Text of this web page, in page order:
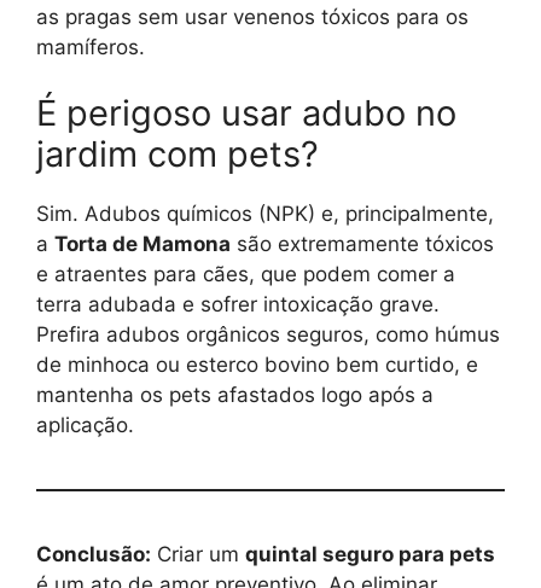
as pragas sem usar venenos tóxicos para os
mamíferos.
É perigoso usar adubo no
jardim com pets?
Sim. Adubos químicos (NPK) e, principalmente,
a Torta de Mamona são extremamente tóxicos
e atraentes para cães, que podem comer a
terra adubada e sofrer intoxicação grave.
Prefira adubos orgânicos seguros, como húmus
de minhoca ou esterco bovino bem curtido, e
mantenha os pets afastados logo após a
aplicação.
Conclusão: Criar um quintal seguro para pets